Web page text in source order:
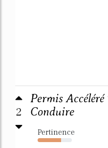
2
Permis
Conduire
Pertinence
69%